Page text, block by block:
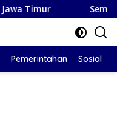
Semangat
Pemerintahan Sosial